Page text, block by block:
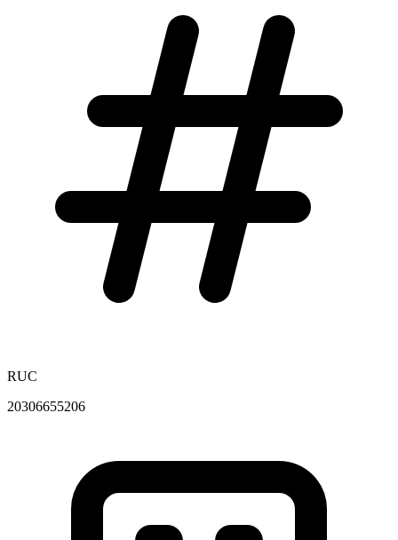
RUC
20306655206